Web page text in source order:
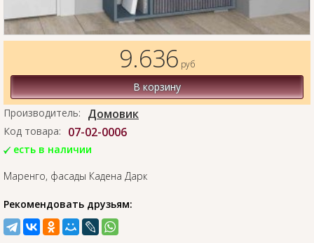
9.636 руб
В корзину
Производитель:
Домовик
Код товара: 07-02-0006
есть в наличии
Маренго, фасады Кадена Дарк
Рекомендовать друзьям: